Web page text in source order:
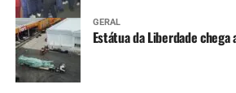
GERAL
Estátua da Liberdade chega